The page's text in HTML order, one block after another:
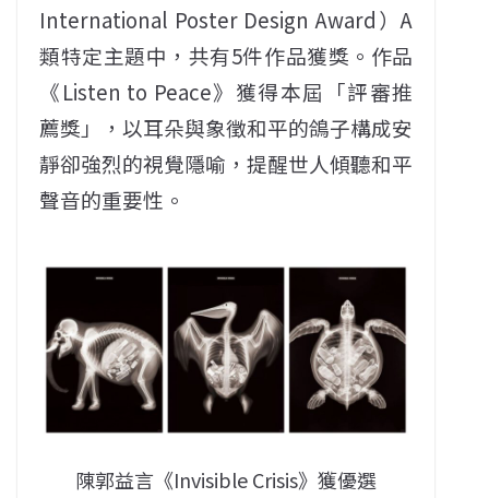
International Poster Design Award）A
類特定主題中，共有5件作品獲獎。作品
《Listen to Peace》獲得本屆「評審推
薦獎」，以耳朵與象徵和平的鴿子構成安
靜卻強烈的視覺隱喻，提醒世人傾聽和平
聲音的重要性。
陳郭益言《Invisible Crisis》獲優選